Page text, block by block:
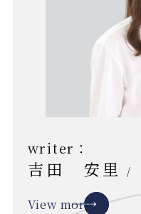
writer：
吉田 安里 /
View more